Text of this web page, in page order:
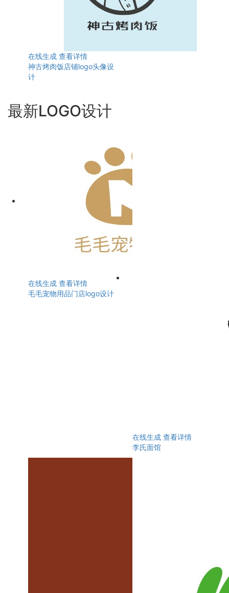
在线生成 查看详情
神古烤肉饭店铺logo头像设
计
最新LOGO设计
在线生成 查看详情
毛毛宠物用品门店logo设计
在线生成 查看详情
李氏面馆